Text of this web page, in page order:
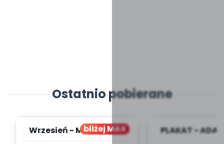
Ostatnio pobierane
bliżej MAX
Wrzesień - MIESIĘCZNY
PLAKAT -